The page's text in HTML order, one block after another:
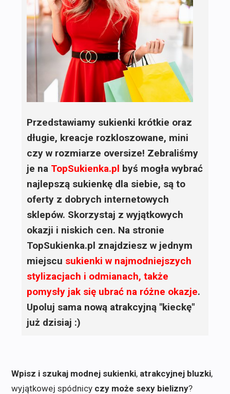
Przedstawiamy sukienki krótkie oraz
długie, kreacje rozkloszowane, mini
czy w rozmiarze oversize! Zebraliśmy
je na TopSukienka.pl byś mogła wybrać
najlepszą sukienkę dla siebie, są to
oferty z dobrych internetowych
sklepów. Skorzystaj z wyjątkowych
okazji i niskich cen. Na stronie
TopSukienka.pl znajdziesz w jednym
miejscu sukienki w najmodniejszych
stylizacjach i odmianach, także
pomysły jak się ubrać na różne okazje.
Upoluj sama nową atrakcyjną "kieckę"
już dzisiaj :)
Wpisz i szukaj modnej sukienki, atrakcyjnej bluzki,
wyjątkowej spódnicy czy może sexy bielizny?